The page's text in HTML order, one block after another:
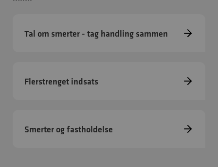
Tal om smerter - tag handling sammen
Flerstrenget indsats
Smerter og fastholdelse